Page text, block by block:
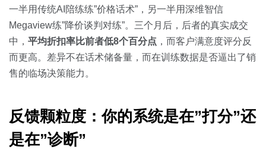
一半用传统AI陪练练”价格话术”，另一半用深维智信
Megaview练”降价谈判对练”。三个月后，后者的真实成交
中， 平均折扣率比前者低8个百分点 ，而客户满意度评分反
而更高。差异不在话术储备量，而在训练数据是否逼出了销
售的临场决策能力。
反馈颗粒度：你的系统是在”打分”还
是在”诊断”